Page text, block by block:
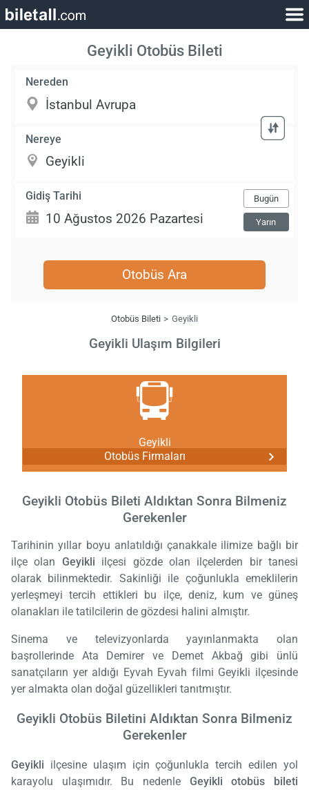
Geyikli Otobüs Bileti
Nereden
Nereye
Gidiş Tarihi Bugün
Yarın
Otobüs Ara
Otobüs Bileti Geyikli
Geyikli Ulaşım Bilgileri
Geyikli
Otobüs Firmaları
Geyikli Otobüs Bileti Aldıktan Sonra Bilmeniz
Gerekenler
Tarihinin yıllar boyu anlatıldığı çanakkale ilimize bağlı bir
ilçe olan Geyikli ilçesi gözde olan ilçelerden bir tanesi
olarak bilinmektedir. Sakinliği ile çoğunlukla emeklilerin
yerleşmeyi tercih ettikleri bu ilçe, deniz, kum ve güneş
olanakları ile tatilcilerin de gözdesi halini almıştır.
Sinema ve televizyonlarda yayınlanmakta olan
başrollerinde Ata Demirer ve Demet Akbağ gibi ünlü
sanatçıların yer aldığı Eyvah Eyvah filmi Geyikli ilçesinde
yer almakta olan doğal güzellikleri tanıtmıştır.
Geyikli Otobüs Biletini Aldıktan Sonra Bilmeniz
Gerekenler
Geyikli ilçesine ulaşım için çoğunlukla tercih edilen yol
karayolu ulaşımıdır. Bu nedenle Geyikli otobüs bileti